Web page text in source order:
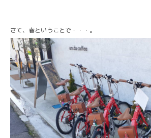
さて、春ということで・・・。